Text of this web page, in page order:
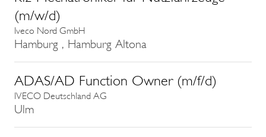
(m/w/d)
Iveco Nord GmbH
Hamburg , Hamburg Altona
ADAS/AD Function Owner (m/f/d)
IVECO Deutschland AG
Ulm